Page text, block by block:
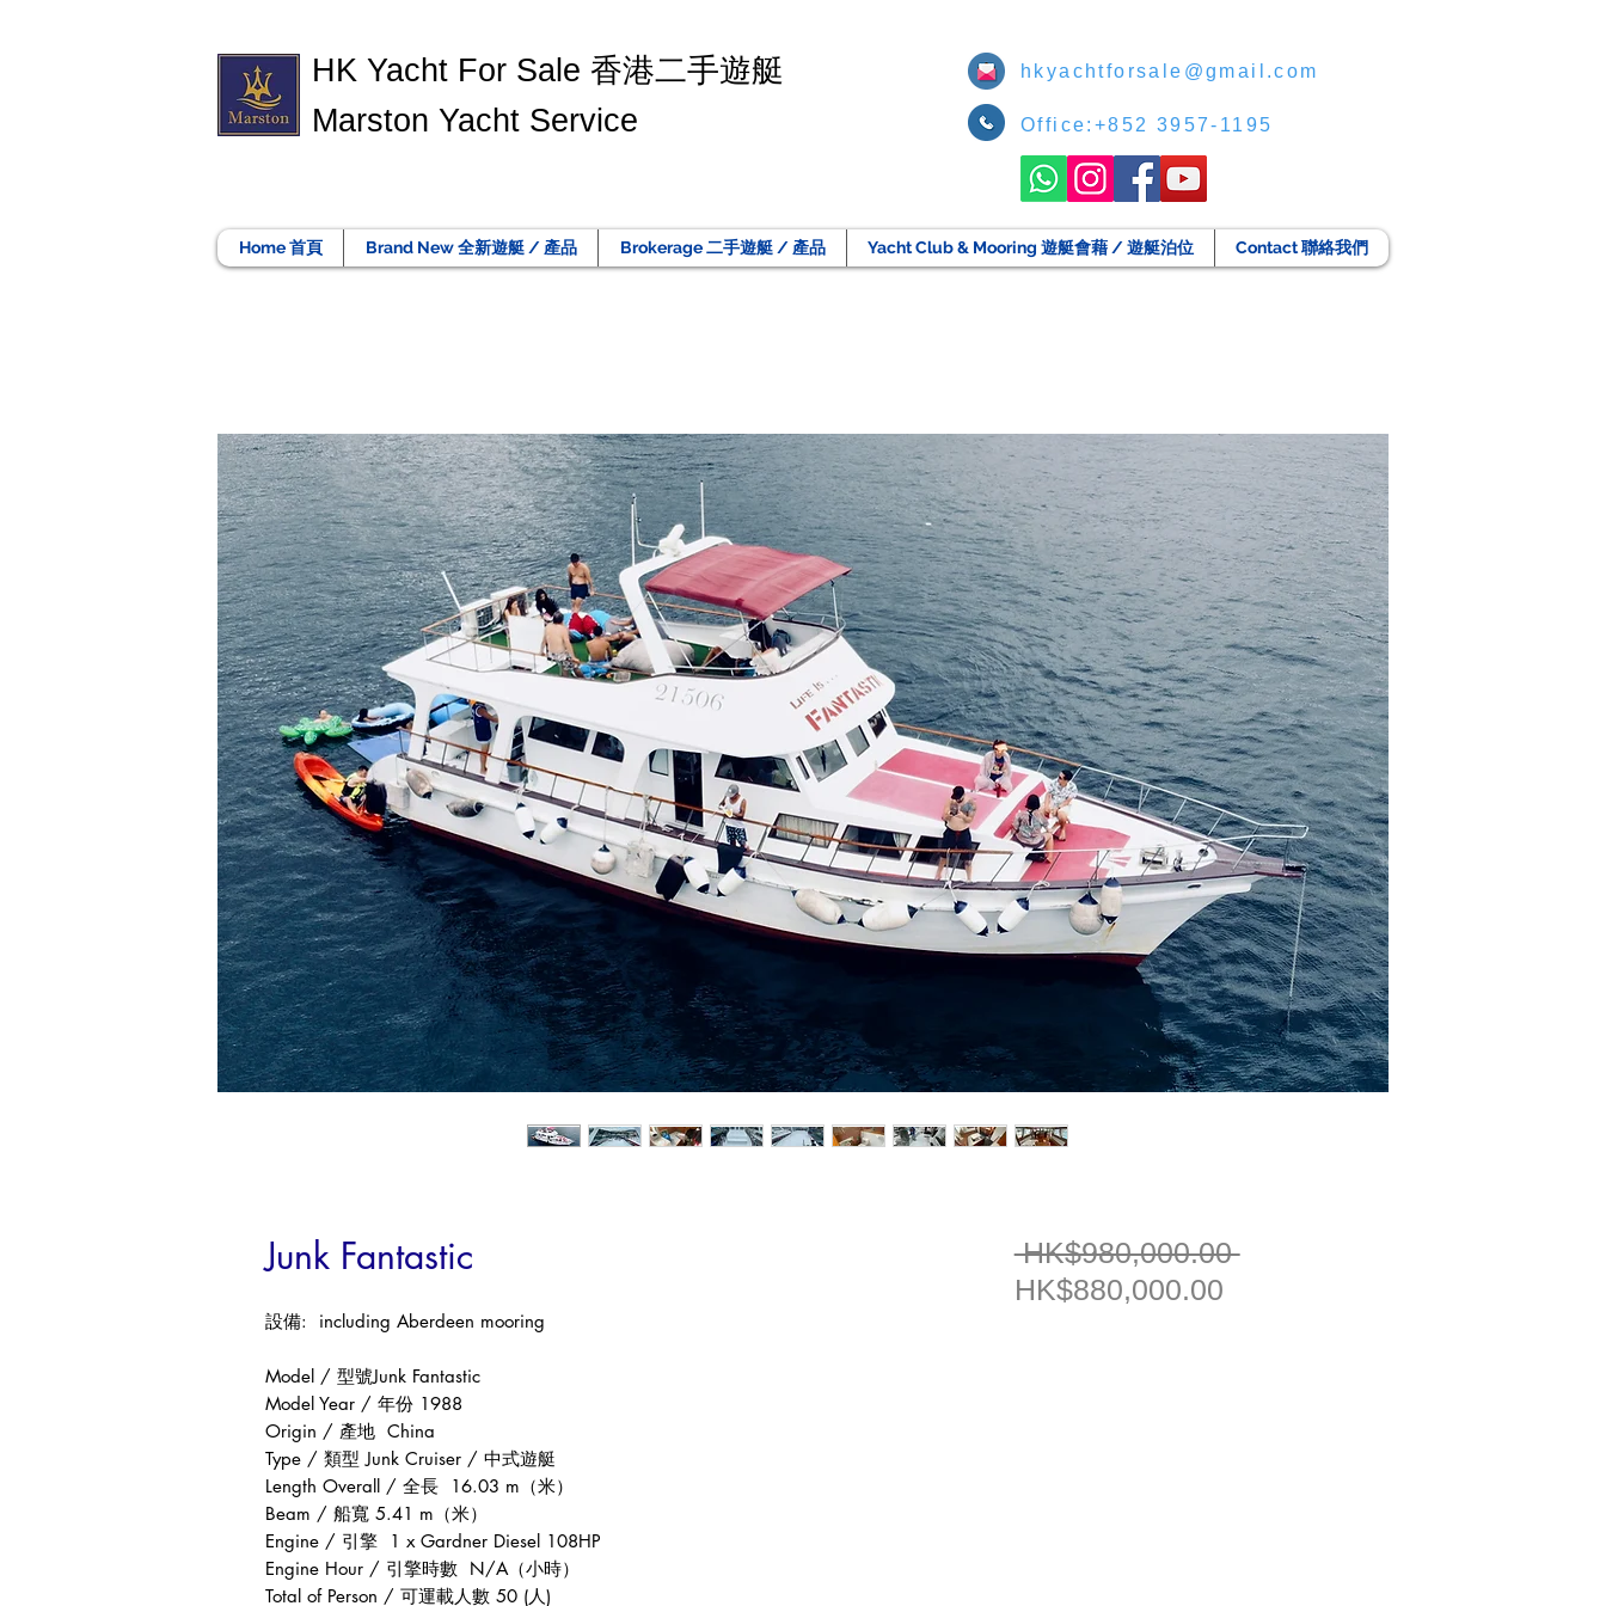
​HK Yacht For Sale 香港二手遊艇
Marston Yacht Service
hkyachtforsale@gmail.com
Office:+852 3957-1195
Home 首頁 Brand New 全新遊艇 / 產品 Brokerage 二手遊艇 / 產品 Yacht Club & Mooring 遊艇會藉 / 遊艇泊位 Contact 聯絡我們
Junk Fantastic
設備: including Aberdeen mooring
Model / 型號Junk Fantastic
Model Year / 年份 1988
Origin / 產地 China
Type / 類型 Junk Cruiser / 中式遊艇
Length Overall / 全長 16.03 m （米）
Beam / 船寬 5.41 m （米）
Engine / 引擎 1 x Gardner Diesel 108HP
Engine Hour / 引擎時數 N/A（小時）
Total of Person / 可運載人數 50 (人)
HK$980,000.00 一
HK$880,000.00促